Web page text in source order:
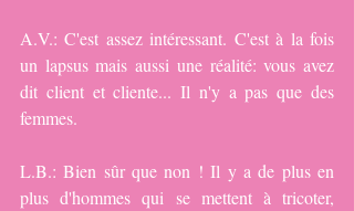
A.V.: C'est assez intéressant. C'est à la fois
un lapsus mais aussi une réalité: vous avez
dit client et cliente... Il n'y a pas que des
femmes.
L.B.: Bien sûr que non ! Il y a de plus en
plus d'hommes qui se mettent à tricoter,